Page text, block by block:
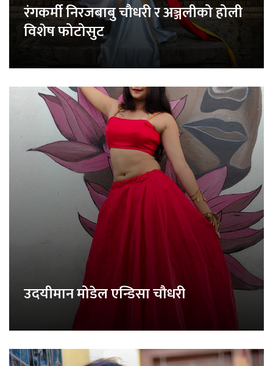
रंगकर्मी निरजबाबु चौधरी र अञ्जलीको होली
विशेष फोटोसुट
उदयीमान मोडेल एन्डिसा चौधरी